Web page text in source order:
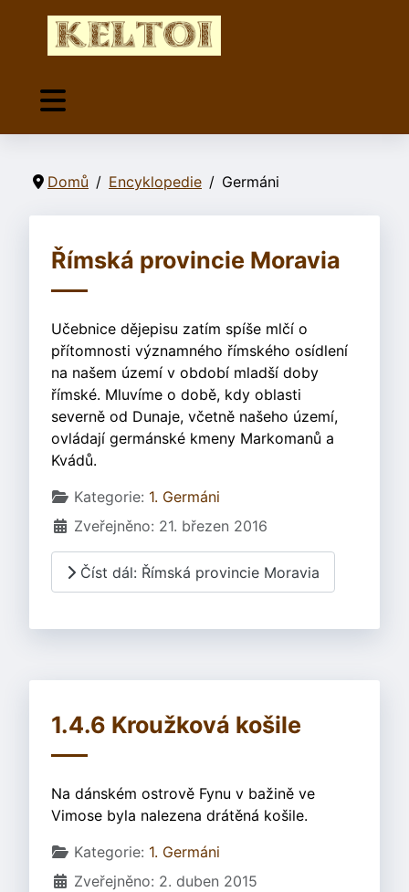
Domů Encyklopedie Germáni
Římská provincie Moravia
Učebnice dějepisu zatím spíše mlčí o
přítomnosti významného římského osídlení
na našem území v období mladší doby
římské. Mluvíme o době, kdy oblasti
severně od Dunaje, včetně našeho území,
ovládají germánské kmeny Markomanů a
Kvádů.
Základní údaje
Kategorie: 1. Germáni
Zveřejněno: 21. březen 2016
Číst dál: Římská provincie Moravia
1.4.6 Kroužková košile
Na dánském ostrově Fynu v bažině ve
Vimose byla nalezena drátěná košile.
Základní údaje
Kategorie: 1. Germáni
Zveřejněno: 2. duben 2015